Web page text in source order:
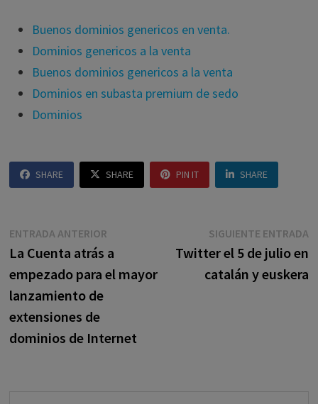
Buenos dominios genericos en venta.
Dominios genericos a la venta
Buenos dominios genericos a la venta
Dominios en subasta premium de sedo
Dominios
SHARE SHARE PIN IT SHARE
Navegación
de
entradas
ENTRADA ANTERIOREntrada
anterior:
La Cuenta atrás a
empezado para el mayor
lanzamiento de
extensiones de
dominios de Internet
SIGUIENTE ENTRADA
Twitter el 5 de julio en
catalán y euskera